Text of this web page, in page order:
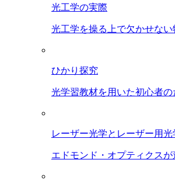
光工学の実際
光工学を操る上で欠かせな
ひかり探究
光学習教材を用いた初心者
レーザー光学とレーザー用
エドモンド・オプティクス